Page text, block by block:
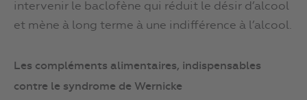
intervenir le baclofène qui réduit le désir d’alcool
et mène à long terme à une indifférence à l’alcool.
Les compléments alimentaires, indispensables
contre le syndrome de Wernicke